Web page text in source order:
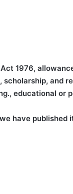
1976,
and
educational or
have published